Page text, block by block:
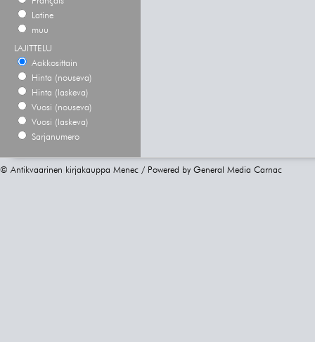
Latine
muu
LAJITTELU
Aakkosittain
Hinta (nouseva)
Hinta (laskeva)
Vuosi (nouseva)
Vuosi (laskeva)
Sarjanumero
© Antikvaarinen kirjakauppa Menec / Powered by General Media Carnac